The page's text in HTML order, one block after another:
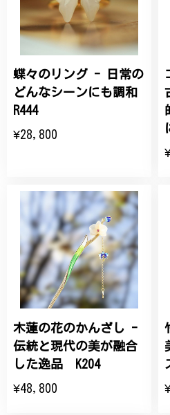
蝶々のリング - 日常の
どんなシーンにも調和
R444
¥28,800
木蓮の花のかんざし -
伝統と現代の美が融合
した逸品 K204
¥48,800